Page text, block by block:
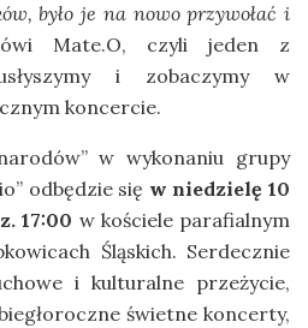
było je na nowo przywołać i
Mate.O, czyli jeden z
i zobaczymy w
koncercie.
w wykonaniu grupy
odbędzie się w niedzielę 10
17:00 w kościele parafialnym
Śląskich. Serdecznie
i kulturalne przeżycie,
świetne koncerty,